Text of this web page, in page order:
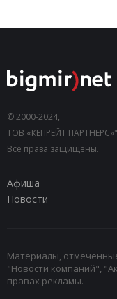
© 2000-2024,
ТОВ «КЕПРЕЙТ
Все права защищены.
Афиша
Новости
Материалы,
"Новости компаний",
правах рекламы.